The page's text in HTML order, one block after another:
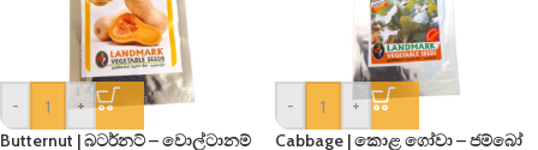
-
+
Butternut | බටර්නට් – වොල්ටානම්
-
+
Cabbage | කොළ ගෝවා – ජම්බෝ